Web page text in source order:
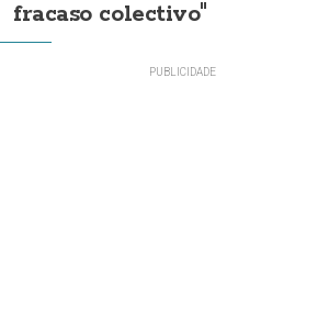
fracaso colectivo"